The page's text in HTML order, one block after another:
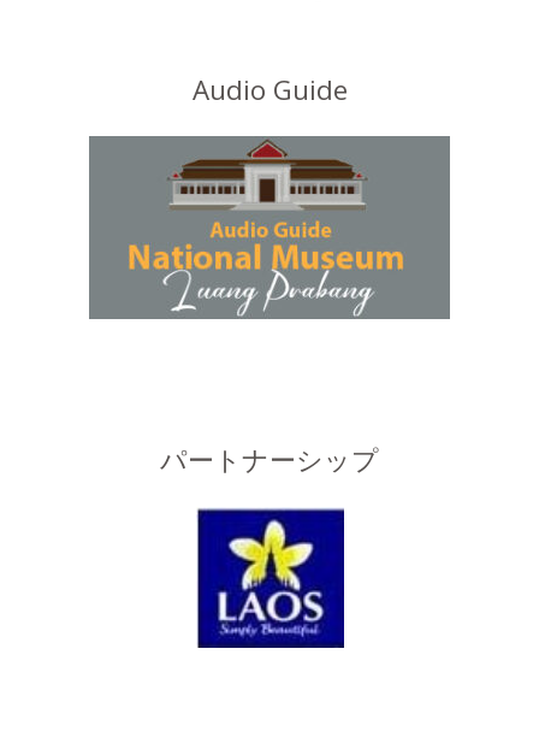
Audio Guide
パートナーシップ